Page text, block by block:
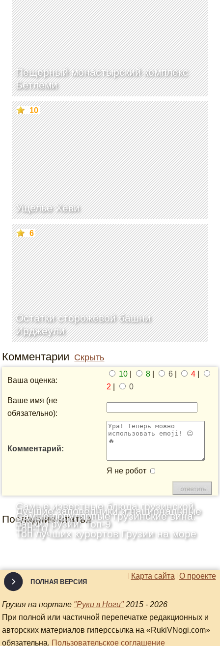
Пещерный монастырский комплекс
Бетлеми
Ущелье Хеви
10
Остатки сторожевой башни
Ирджеули
6
Комментарии Скрыть
Ваша оценка:
10 8 6 4
2
0
Ваше имя (не
обязательно):
Комментарий:
Я не робот
Последние статьи
Самые известные блюда грузинской
кухни: Топ-10
Лучшие заповедники и национальные
парки Грузии: Топ-9
Самые популярные грузинские вина:
Топ-10
Топ лучших курортов Грузии на море
О проекте
Карта сайта
ПОЛНАЯ ВЕРСИЯ
Грузия на портале "Руки в Ноги" 2015 - 2026
При полной или частичной перепечатке редакционных и
авторских материалов гиперссылка на «RukiVNogi.com»
обязательна. Пользовательское соглашение